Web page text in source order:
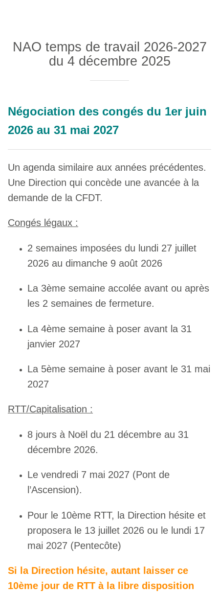
NAO temps de travail 2026-2027
du 4 décembre 2025
Négociation des congés du 1er juin
2026 au 31 mai 2027
Un agenda similaire aux années précédentes.
Une Direction qui concède une avancée à la
demande de la CFDT.
Congés légaux :
2 semaines imposées du lundi 27 juillet
2026 au dimanche 9 août 2026
La 3ème semaine accolée avant ou après
les 2 semaines de fermeture.
La 4ème semaine à poser avant la 31
janvier 2027
La 5ème semaine à poser avant le 31 mai
2027
RTT/Capitalisation :
8 jours à Noël du 21 décembre au 31
décembre 2026.
Le vendredi 7 mai 2027 (Pont de
l’Ascension).
Pour le 10ème RTT, la Direction hésite et
proposera le 13 juillet 2026 ou le lundi 17
mai 2027 (Pentecôte)
Si la Direction hésite, autant laisser ce
10ème jour de RTT à la libre disposition